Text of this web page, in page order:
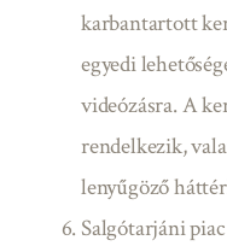
karbantartott
egyedi
videózásra. A
rendelkezik,
lenyűgöző
Salgótarjáni